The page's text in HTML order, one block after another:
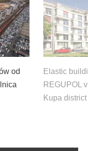
od
Elastic
REGUPOL
Kupa district